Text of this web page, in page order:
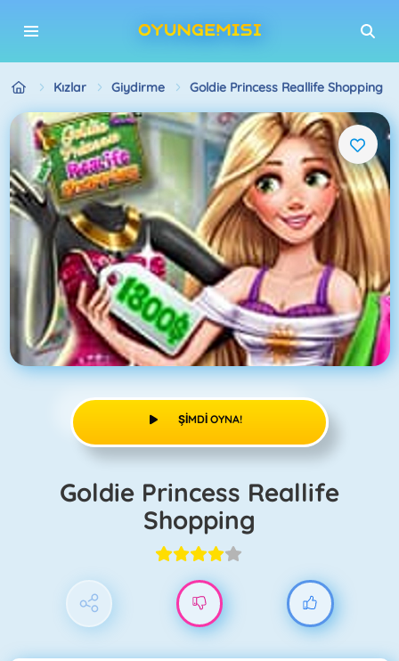
Kızlar Giydirme Goldie Princess Reallife Shopping
ŞIMDI OYNA!
Goldie Princess Reallife
Shopping